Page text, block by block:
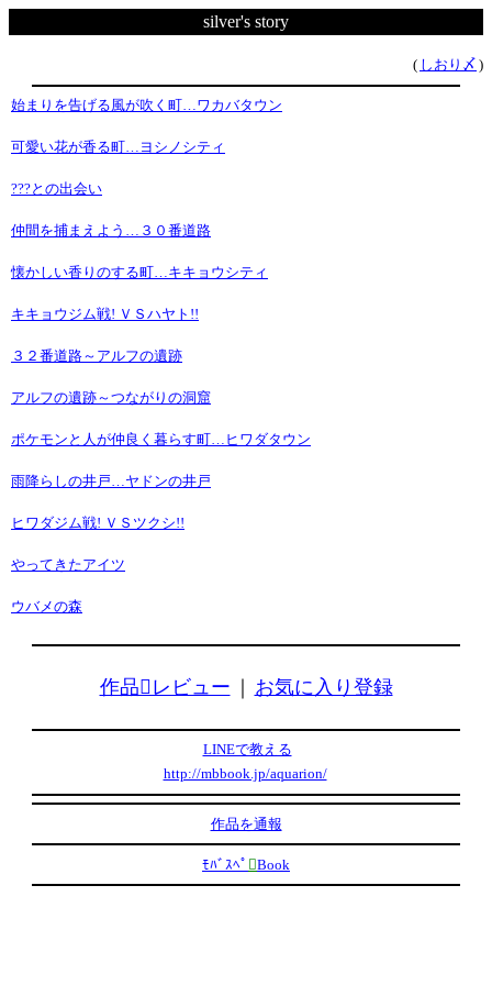
silver's story
( しおり〆 )
始まりを告げる風が吹く町…ワカバタウン
可愛い花が香る町…ヨシノシティ
???との出会い
仲間を捕まえよう…３０番道路
懐かしい香りのする町…キキョウシティ
キキョウジム戦! ＶＳハヤト!!
３２番道路～アルフの遺跡
アルフの遺跡～つながりの洞窟
ポケモンと人が仲良く暮らす町…ヒワダタウン
雨降らしの井戸…ヤドンの井戸
ヒワダジム戦! ＶＳツクシ!!
やってきたアイツ
ウバメの森
作品レビュー お気に入り登録
LINEで教える
http://mbbook.jp/aquarion/
作品を通報
ﾓﾊﾞｽﾍﾟ Book